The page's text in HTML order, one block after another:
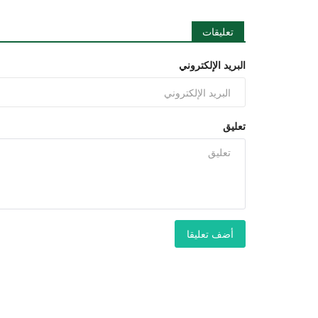
تعليقات
البريد الإلكتروني
تعليق
أضف تعليقا